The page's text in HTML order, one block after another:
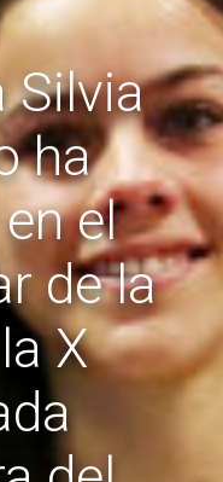
Silvia
ha
el
de la
X